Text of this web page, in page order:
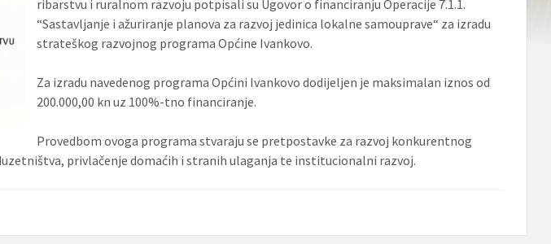
ribarstvu i ruralnom razvoju potpisali su Ugovor o financiranju Operacije 7.1.1.
“Sastavljanje i ažuriranje planova za razvoj jedinica lokalne samouprave“ za izradu
strateškog razvojnog programa Općine Ivankovo.
Za izradu navedenog programa Općini Ivankovo dodijeljen je maksimalan iznos od
200.000,00 kn uz 100%-tno financiranje.
Provedbom ovoga programa stvaraju se pretpostavke za razvoj konkurentnog
privlačenje domaćih i stranih ulaganja te institucionalni razvoj.